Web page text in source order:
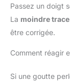
Passez un doigt
La moindre
être corrigée.
Comment réagir
Si une goutte